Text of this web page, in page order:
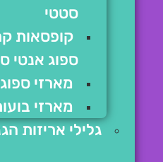
סטטי
קופסאות
ספוג אנטי
מארזי ספוג
מארזי
גלילי אריזות